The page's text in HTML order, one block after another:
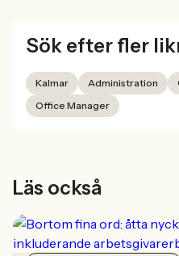
Sök efter fler
Kalmar Administration
Office Manager
Läs också